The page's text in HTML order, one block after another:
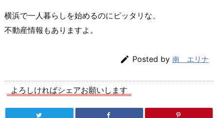
横浜で一人暮らしを始めるのにピッタリな、
不動産情報もありますよ。
 Posted by 南 エリナ
よろしければシェアお願いします